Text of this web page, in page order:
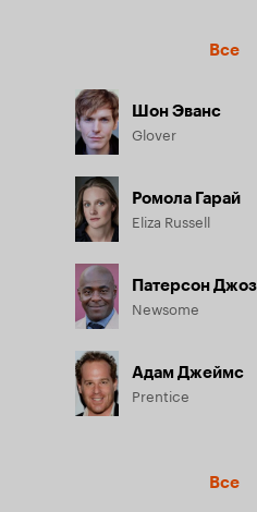
Все
Шон Эванс
Glover
Ромола Гарай
Eliza Russell
Патерсон
Newsome
Адам Джеймс
Prentice
Все